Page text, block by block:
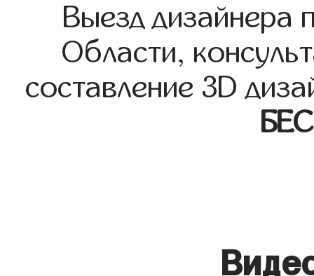
Выезд дизайнера
Области,
составление 3D